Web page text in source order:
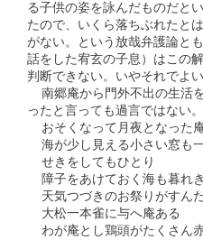
る子供の姿を詠んだものだと
たので、いくら落ちぶれたと
がない。という放哉弁護論と
話をした宥玄の子息）はこの
判断できない。いやそれでよ
南郷庵から門外不出の生活
ったと言っても過言ではない。
おそくなって月夜となった
海が少し見える小さい窓も
  せきをしてもひとり
障子をあけておく海も暮れ
天気つづきのお祭りがすん
  大松一本雀に与へ庵ある
わが庵とし鶏頭がたくさん